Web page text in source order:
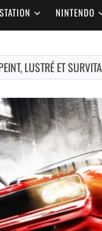
NINTENDO
LUSTRÉ ET